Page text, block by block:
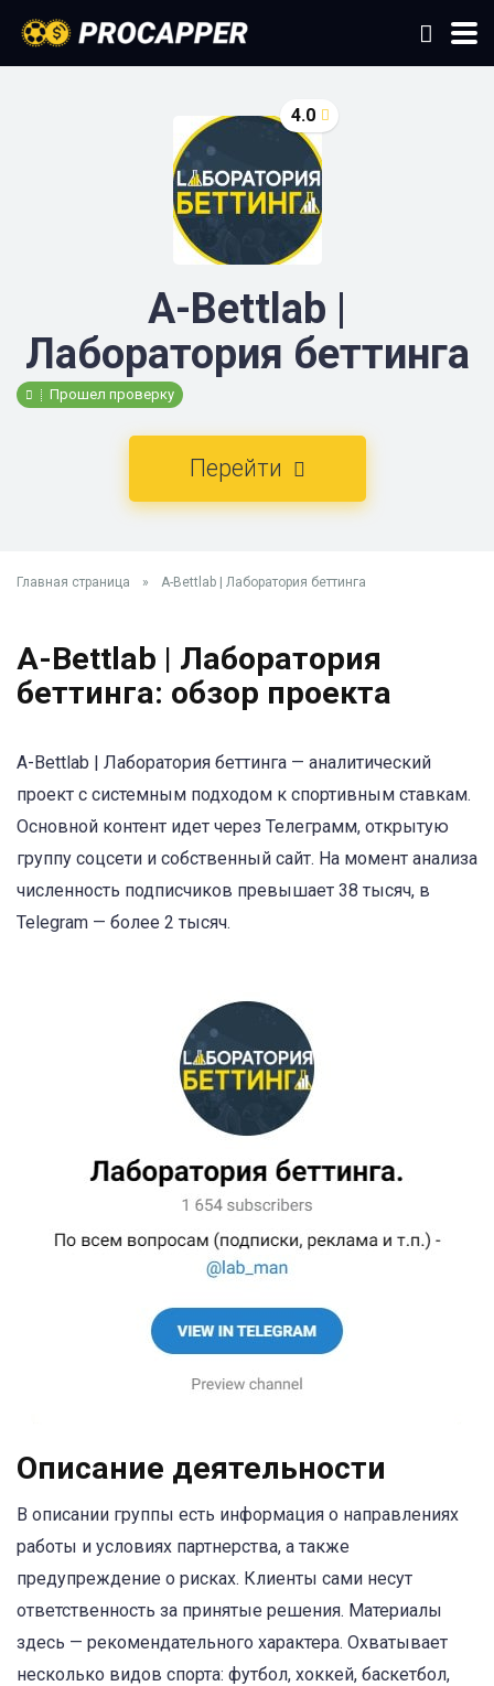
4.0
A-Bettlab |
Лаборатория беттинга
Прошел проверку
Перейти
Главная страница » A-Bettlab | Лаборатория беттинга
A-Bettlab | Лаборатория
беттинга: обзор проекта
A-Bettlab | Лаборатория беттинга — аналитический
проект с системным подходом к спортивным ставкам.
Основной контент идет через Телеграмм, открытую
группу соцсети и собственный сайт. На момент анализа
численность подписчиков превышает 38 тысяч, в
Telegram — более 2 тысяч.
Описание деятельности
В описании группы есть информация о направлениях
работы и условиях партнерства, а также
предупреждение о рисках. Клиенты сами несут
ответственность за принятые решения. Материалы
здесь — рекомендательного характера. Охватывает
несколько видов спорта: футбол, хоккей, баскетбол,
Данные каппера
A-Bettlab | Лаборатория беттинга
Перейти Telegram